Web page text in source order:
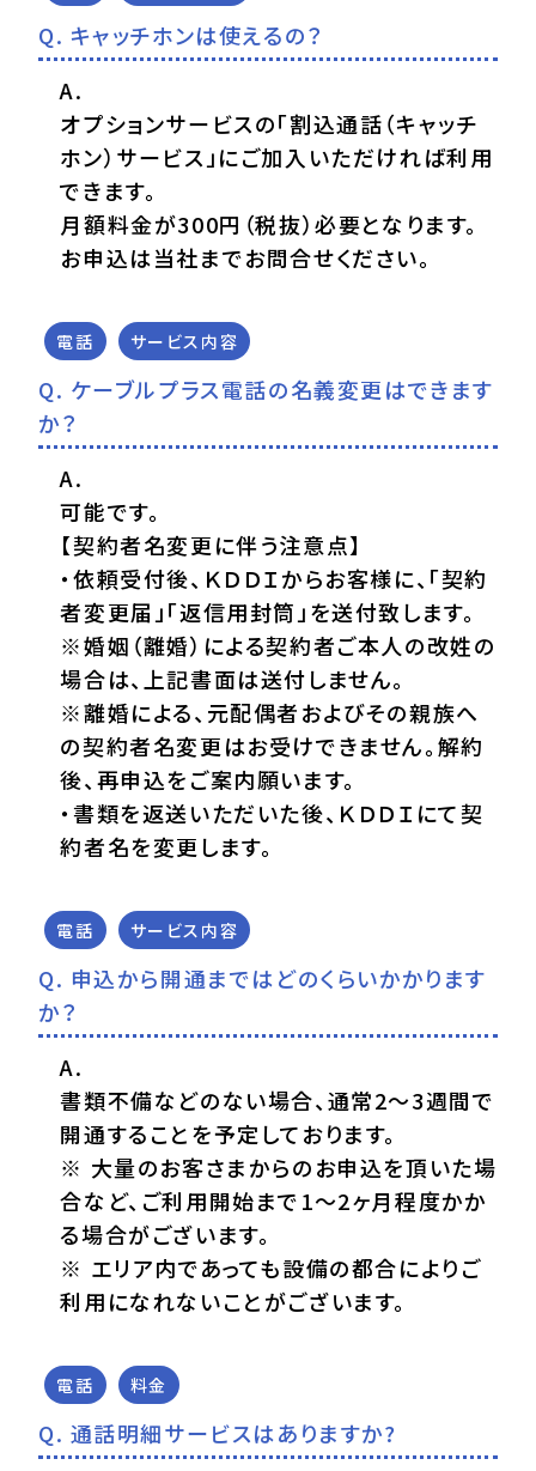
キャッチホンは使えるの？
オプションサービスの「割込通話（キャッチ
ホン）サービス」にご加入いただければ利用
できます。
月額料金が300円（税抜）必要となります。
お申込は当社までお問合せください。
電話 サービス内容
ケーブルプラス電話の名義変更はできます
か？
可能です。
【契約者名変更に伴う注意点】
・依頼受付後、ＫＤＤＩからお客様に、「契約
者変更届」「返信用封筒」を送付致します。
※婚姻（離婚）による契約者ご本人の改姓の
場合は、上記書面は送付しません。
※離婚による、元配偶者およびその親族へ
の契約者名変更はお受けできません。解約
後、再申込をご案内願います。
・書類を返送いただいた後、ＫＤＤＩにて契
約者名を変更します。
電話 サービス内容
申込から開通まではどのくらいかかります
か？
書類不備などのない場合、通常2～3週間で
開通することを予定しております。
※ 大量のお客さまからのお申込を頂いた場
合など、ご利用開始まで1～2ヶ月程度かか
る場合がございます。
※ エリア内であっても設備の都合によりご
利用になれないことがございます。
電話 料金
通話明細サービスはありますか?